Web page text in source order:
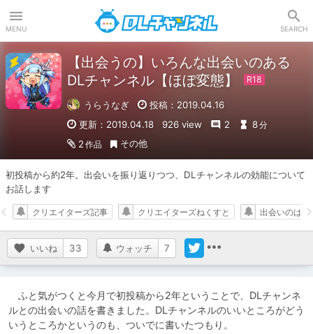
MENU SEARCH
【出会うの】いろんな出会いのある
DLチャンネル【ほぼ変態】
うらうなぎ
投稿：2019.04.16
更新：2019.04.18
926 view 2 8分
2 作品 その他
初投稿から約2年。出会いを振り返りつつ、DLチャンネルの効能について
お話します
いいね 33 ウォッチ 7
クリエイターズ記事 クリエイターズねくすと 出会いのはな
ふと気がつくと今月で初投稿から2年ということで、DLチャンネ
ルとの出会いの話を書きました。DLチャンネルのいいところがどう
いうところかというのも、ついでに書いたつもり。